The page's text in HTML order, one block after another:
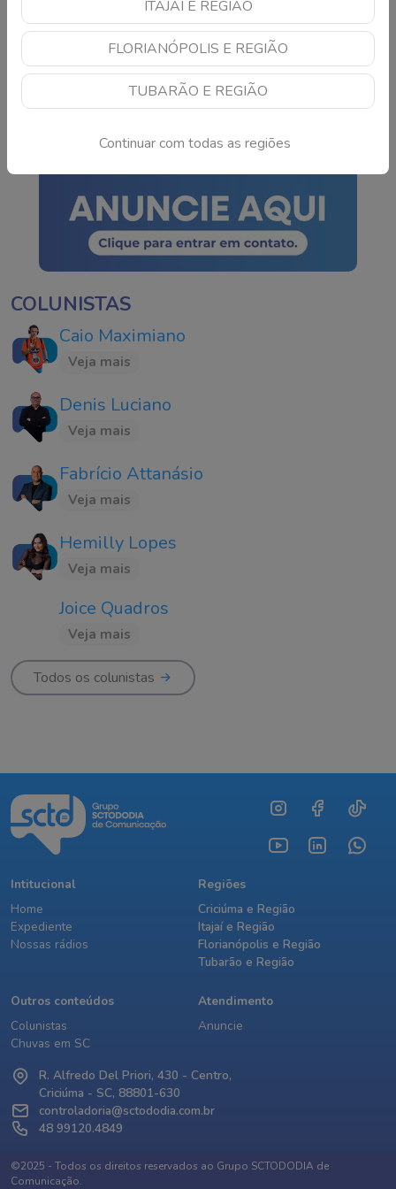
ITAJAÍ E REGIÃO
FLORIANÓPOLIS E REGIÃO
TUBARÃO E REGIÃO
Continuar com todas as regiões
TSE cria conselho para
monitorar IA e fake news
nas eleições de 2026
Continue lendo
COLUNISTAS
Caio Maximiano
Veja mais
Denis Luciano
Veja mais
Fabrício Attanásio
Veja mais
Hemilly Lopes
Veja mais
Joice Quadros
Veja mais
Todos os colunistas
Intitucional
Home
Expediente
Nossas rádios
Regiões
Criciúma e Região
Itajaí e Região
Florianópolis e Região
Tubarão e Região
Outros conteúdos
Colunistas
Chuvas em SC
Atendimento
Anuncie
R. Alfredo Del Priori, 430 - Centro,
Criciúma - SC, 88801-630
controladoria@sctododia.com.br
48 99120.4849
©2025 - Todos os direitos reservados ao Grupo SCTODODIA de
Comunicação.